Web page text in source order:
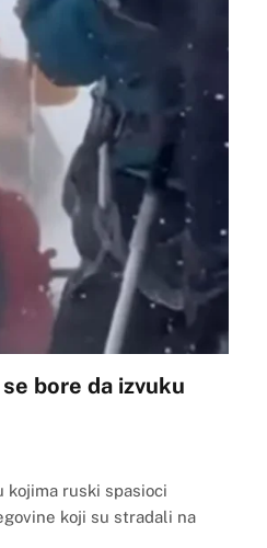
bore da izvuku
kojima ruski spasioci
koji su stradali na